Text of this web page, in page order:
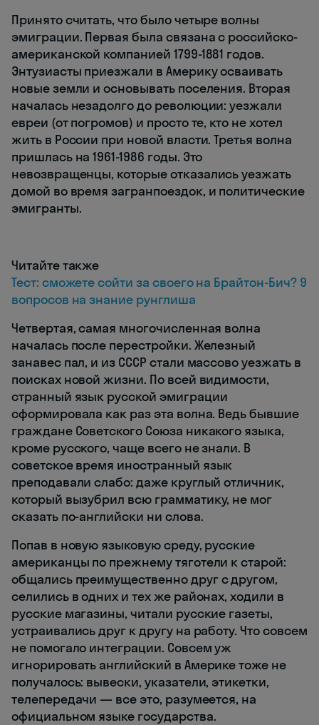
Принято считать, что было четыре волны
эмиграции. Первая была связана с российско-
американской компанией 1799-1881 годов.
Энтузиасты приезжали в Америку осваивать
новые земли и основывать поселения. Вторая
началась незадолго до революции: уезжали
евреи (от погромов) и просто те, кто не хотел
жить в России при новой власти. Третья волна
пришлась на 1961-1986 годы. Это
невозвращенцы, которые отказались уезжать
домой во время загранпоездок, и политические
эмигранты.
Читайте также
Тест: сможете сойти за своего на Брайтон-Бич? 9
вопросов на знание рунглиша
Четвертая, самая многочисленная волна
началась после перестройки. Железный
занавес пал, и из СССР стали массово уезжать в
поисках новой жизни. По всей видимости,
странный язык русской эмиграции
сформировала как раз эта волна. Ведь бывшие
граждане Советского Союза никакого языка,
кроме русского, чаще всего не знали. В
советское время иностранный язык
преподавали слабо: даже круглый отличник,
который вызубрил всю грамматику, не мог
сказать по-английски ни слова.
Попав в новую языковую среду, русские
американцы по прежнему тяготели к старой:
общались преимущественно друг с другом,
селились в одних и тех же районах, ходили в
русские магазины, читали русские газеты,
устраивались друг к другу на работу. Что совсем
не помогало интеграции. Совсем уж
игнорировать английский в Америке тоже не
получалось: вывески, указатели, этикетки,
телепередачи — все это, разумеется, на
официальном языке государства.